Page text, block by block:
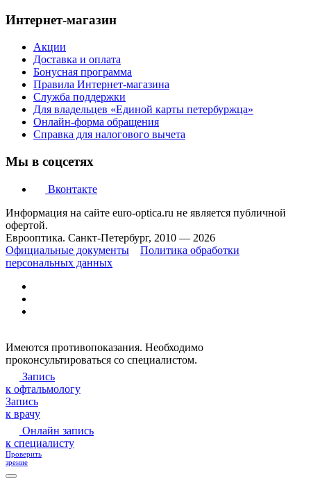
Интернет-магазин
Акции
Доставка и оплата
Бонусная программа
Правила Интернет-магазина
Служба поддержки
Для владельцев «Единой карты петербуржца»
Онлайн-форма обращения
Справка для налогового вычета
Мы в соцсетях
Вконтакте
Информация на сайте euro-optica.ru не является публичной
офертой.
Еврооптика. Санкт-Петербург, 2010 — 2026
Официальные документы
Политика обработки
персональных данных
Имеются противопоказания. Необходимо
проконсультироваться со специалистом.
Запись
к офтальмологу
Запись
к врачу
Онлайн запись
к специалисту
Проверить
зрение